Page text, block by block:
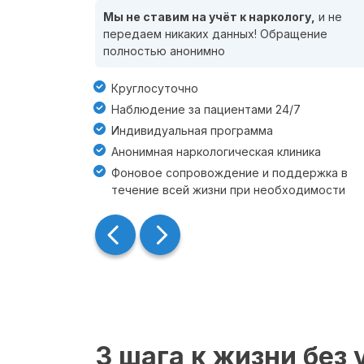
Мы не ставим на учёт к наркологу, и не
передаем никаких данных! Обращение
полностью анонимно
Круглосуточно
Наблюдение за пациентами 24/7
Индивидуальная программа
Анонимная наркологическая клиника
Фоновое сопровождение и поддержка в
течение всей жизни при необходимости
3 шага к жизни без